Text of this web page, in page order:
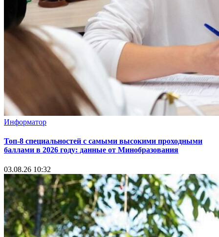
Информатор
Топ-8 специальностей с самыми высокими проходными
баллами в 2026 году: данные от Минобразования
03.08.26 10:32